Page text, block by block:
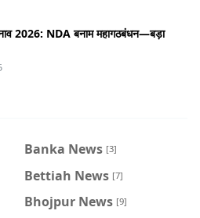
2026: NDA बनाम महागठबंधन—बड़ा
Banka News [3]
Bettiah News [7]
Bhojpur News [9]